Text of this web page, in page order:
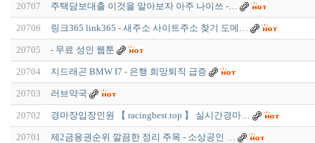
20707 주택담보대출 이것을 알아보자 아주 나이쓰 -…
20706 링크365 link365 - 새주소 사이트주소 찾기 도메…
20705 - 무료 성인 웹툰
20704 지드래곤 BMW I7 - 은행 희망퇴직 급증
20703 러브약국
20702 경마장입장인원 【 racingbest.top 】 실시간경마…
20701 제2금융권순위 깔끔한 정리 주목 - 소상공인 …